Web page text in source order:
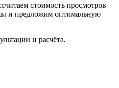
стоимость просмотров
и предложим оптимальную
и расчёта.